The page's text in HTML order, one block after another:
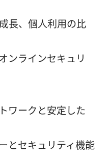
長、個人利用の比
ンラインセキュリ
ワークと安定した
とセキュリティ機能